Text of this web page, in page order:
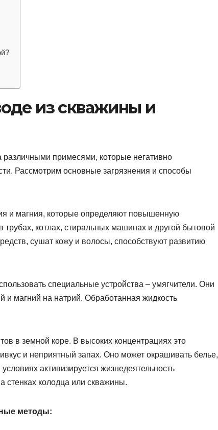
из скважины и
различными примесями, которые негативно
Рассмотрим основные загрязнения и способы
и магния, которые определяют повышенную
котлах, стиральных машинах и другой бытовой
сушат кожу и волосы, способствуют развитию
специальные устройства – умягчители. Они
и магний на натрий. Обработанная жидкость
в земной коре. В высоких концентрациях это
и неприятный запах. Оно может окрашивать белье,
активизируется жизнедеятельность
стенках колодца или скважины.
методы: